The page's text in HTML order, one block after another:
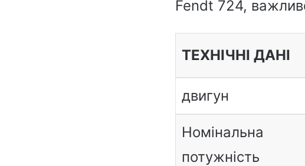
Fendt 724,
ТЕХНІЧНІ ДАНІ
двигун
Номінальна
потужність